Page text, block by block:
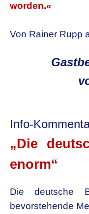
worden.«
Von Rainer Rupp
Info-
„Die
enorm“
Die deutsche
bevorstehende